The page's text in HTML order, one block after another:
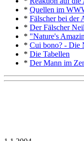
* Quellen im
* Fälscher bei der
* Der Fälscher
* "Nature's
* Cui bono? - Die
* Die Tabellen
* Der Mann im